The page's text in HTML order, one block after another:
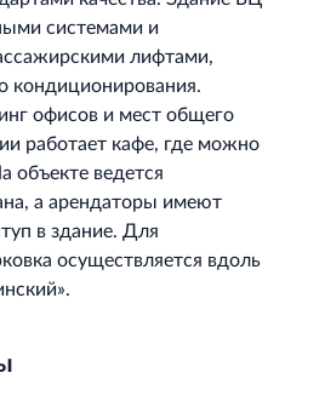
системами и
лифтами,
кондиционирования.
офисов и мест общего
работает кафе, где можно
объекте ведется
а арендаторы имеют
в здание. Для
осуществляется вдоль